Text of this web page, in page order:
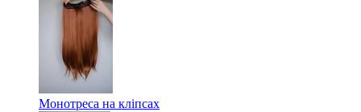
Монотреса на кліпсах